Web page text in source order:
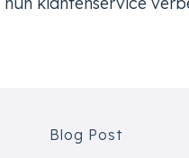
Blog Post